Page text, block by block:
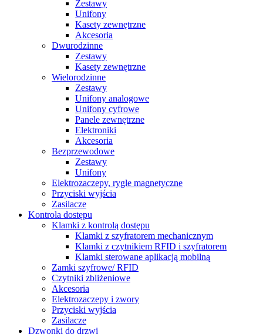
Zestawy
Unifony
Kasety zewnętrzne
Akcesoria
Dwurodzinne
Zestawy
Kasety zewnętrzne
Wielorodzinne
Zestawy
Unifony analogowe
Unifony cyfrowe
Panele zewnętrzne
Elektroniki
Akcesoria
Bezprzewodowe
Zestawy
Unifony
Elektrozaczepy, rygle magnetyczne
Przyciski wyjścia
Zasilacze
Kontrola dostępu
Klamki z kontrolą dostępu
Klamki z szyfratorem mechanicznym
Klamki z czytnikiem RFID i szyfratorem
Klamki sterowane aplikacją mobilną
Zamki szyfrowe/ RFID
Czytniki zbliżeniowe
Akcesoria
Elektrozaczepy i zwory
Przyciski wyjścia
Zasilacze
Dzwonki do drzwi